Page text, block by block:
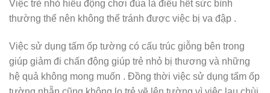
Việc trẻ nhỏ hiếu động chơi đùa là điều hết sức bình
thường thế nên không thể tránh được việc bị va đập .
Việc sử dụng tấm ốp tường có cấu trúc giỗng bên trong
giúp giảm đi chấn động giúp trẻ nhỏ bị thương và những
hệ quả không mong muốn . Đồng thời việc sử dụng tấm ốp